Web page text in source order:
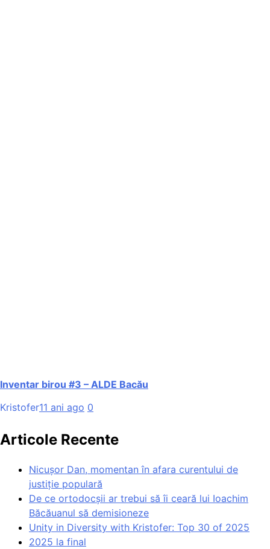
Inventar birou #3 – ALDE Bacău
Kristofer11 ani ago 0
Articole Recente
Nicușor Dan, momentan în afara curentului de
justiție populară
De ce ortodocșii ar trebui să îi ceară lui Ioachim
Băcăuanul să demisioneze
Unity in Diversity with Kristofer: Top 30 of 2025
2025 la final